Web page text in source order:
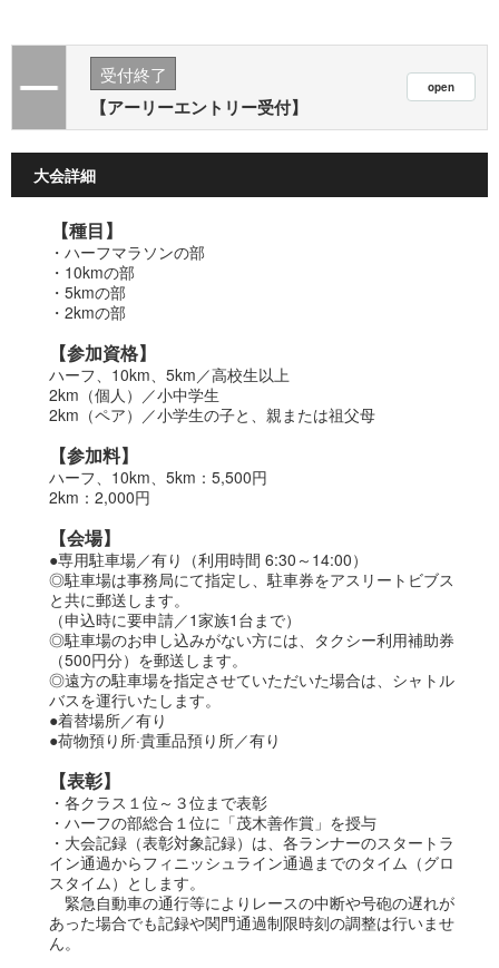
受付終了
【アーリーエントリー受付】
大会詳細
【種目】
・ハーフマラソンの部
・10kmの部
・5kmの部
・2kmの部
【参加資格】
ハーフ、10km、5km／高校生以上
2km（個人）／小中学生
2km（ペア）／小学生の子と、親または祖父母
【参加料】
ハーフ、10km、5km：5,500円
2km：2,000円
【会場】
●専用駐車場／有り（利用時間 6:30～14:00）
◎駐車場は事務局にて指定し、駐車券をアスリートビブス
と共に郵送します。
（申込時に要申請／1家族1台まで）
◎駐車場のお申し込みがない方には、タクシー利用補助券
（500円分）を郵送します。
◎遠方の駐車場を指定させていただいた場合は、シャトル
バスを運行いたします。
●着替場所／有り
●荷物預り所·貴重品預り所／有り
【表彰】
・各クラス１位～３位まで表彰
・ハーフの部総合１位に「茂木善作賞」を授与
・ 大会記録（表彰対象記録）は、各ランナーのスタートラ
イン通過からフィニッシュライン通過までのタイム（グロ
スタイム）とします。
緊急自動車の通行等によりレースの中断や号砲の遅れが
あった場合でも記録や関門通過制限時刻の調整は行いませ
ん。